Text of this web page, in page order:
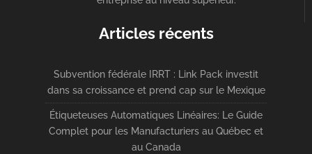
Articles récents
Subvention fédérale IRRT : Link Pack investit
dans sa croissance et prend cap sur le Mexique
Étiqueteuses Automatiques Linéaires: Le Guide
Complet pour les Manufacturiers au Québec et
au Canada